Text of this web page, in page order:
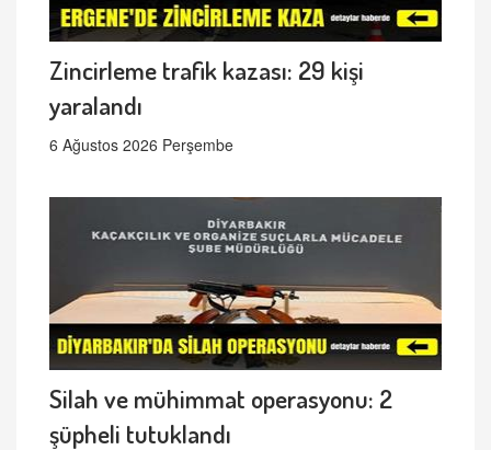
Zincirleme trafik kazası: 29 kişi
yaralandı
6 Ağustos 2026 Perşembe
Silah ve mühimmat operasyonu: 2
şüpheli tutuklandı